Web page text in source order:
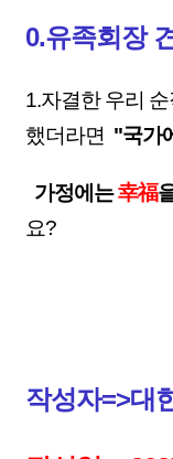
0.유족회장
1.자결한 우리
했더라면 "국가
가정에는幸福
요?
작성자=>대